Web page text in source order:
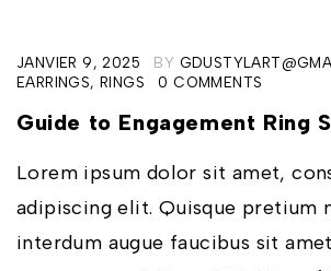
JANVIER 9, 2025 BY
EARRINGS,RINGS 0 COMMENTS
Guide to Engagement Ring
Lorem ipsum dolor sit amet,
adipiscing elit. Quisque pretium
interdum augue faucibus sit